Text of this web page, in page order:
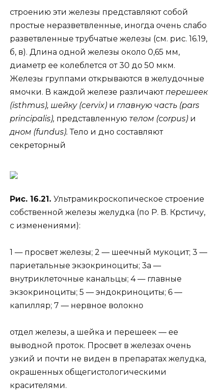
строению эти железы представляют собой
простые неразветвленные, иногда очень слабо
разветвленные трубчатые железы (см. рис. 16.19,
б, в). Длина одной железы около 0,65 мм,
диаметр ее колеблется от 30 до 50 мкм.
Железы группами открываются в желудочные
ямочки. В каждой железе различаютперешеек
(isthmus), шейку (cervix) и главную часть (pars
principalis), представленную телом (corpus) и
дном (fundus).Тело и дно составляют
секреторный
Рис. 16.21. Ультрамикроскопическое строение
собственной железы желудка (по Р. В. Крстичу,
с изменениями):
1 — просвет железы; 2 — шеечный мукоцит; 3 —
париетальные экзокриноциты; 3а —
внутриклеточные канальцы; 4 — главные
экзокриноциты; 5 — эндокриноциты; 6 —
капилляр; 7 — нервное волокно
отдел железы, а шейка и перешеек — ее
выводной проток. Просвет в железах очень
узкий и почти не виден в препаратах желудка,
окрашенных общегистологическими
красителями.